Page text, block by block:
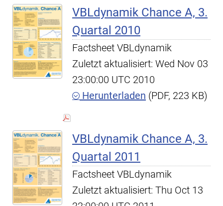
VBLdynamik Chance A, 3.
Quartal 2010
Factsheet VBLdynamik
Zuletzt aktualisiert: Wed Nov 03
23:00:00 UTC 2010
Herunterladen (PDF, 223 KB)
VBLdynamik Chance A, 3.
Quartal 2011
Factsheet VBLdynamik
Zuletzt aktualisiert: Thu Oct 13